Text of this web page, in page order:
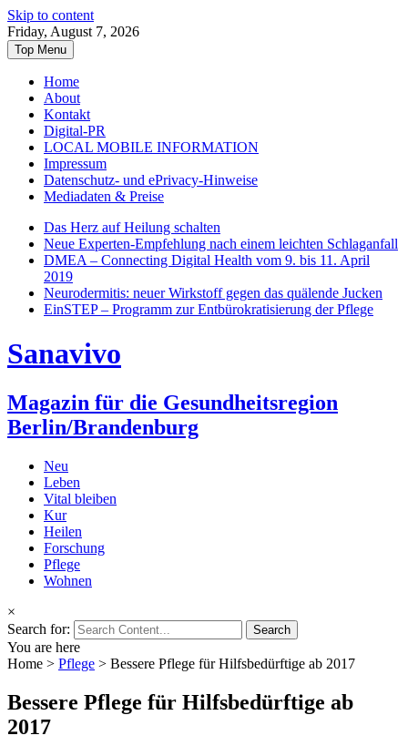
Skip to content
Friday, August 7, 2026
Top Menu
Home
About
Kontakt
Digital-PR
LOCAL MOBILE INFORMATION
Impressum
Datenschutz- und ePrivacy-Hinweise
Mediadaten & Preise
Das Herz auf Heilung schalten
Neue Experten-Empfehlung nach einem leichten Schlaganfall
DMEA – Connecting Digital Health vom 9. bis 11. April
2019
Neurodermitis: neuer Wirkstoff gegen das quälende Jucken
EinSTEP – Programm zur Entbürokratisierung der Pflege
Sanavivo
Magazin für die Gesundheitsregion
Berlin/Brandenburg
Neu
Leben
Vital bleiben
Kur
Heilen
Forschung
Pflege
Wohnen
×
Search for:
You are here
Home > Pflege > Bessere Pflege für Hilfsbedürftige ab 2017
Bessere Pflege für Hilfsbedürftige ab
2017